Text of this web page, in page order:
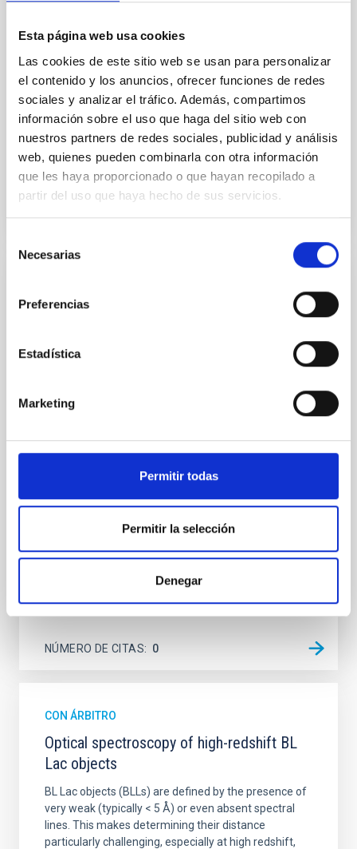
Esta página web usa cookies
Las cookies de este sitio web se usan para personalizar
el contenido y los anuncios, ofrecer funciones de redes
sociales y analizar el tráfico. Además, compartimos
información sobre el uso que haga del sitio web con
nuestros partners de redes sociales, publicidad y análisis
web, quienes pueden combinarla con otra información
que les haya proporcionado o que hayan recopilado a
partir del uso que haya hecho de sus servicios.
Necesarias
Preferencias
Estadística
Marketing
Permitir todas
Permitir la selección
Denegar
Mayall 4 m Telescope, works at the margins of the
additional stars from the Gaia catalog. Efficiently
utilizing times between ∼12° and 18° twilight and
Dey, Arjun et al.
Fecha de publicación: 6 2026
BIBCODE 2026AJ....171..348D
NÚMERO DE CITAS 10
The CARMENES search for exoplanets
catalogue of projected rotational velocities
Stellar rotation is closely linked to both the age and
means to estimate stellar ages and trace the
evolution of planetary systems, and it is also a crucial
effects for robust exoplanet detection and
Varas, R. et al.
Fecha de publicación: 5 2026
NÚMERO DE CITAS 0
CON ÁRBITRO
Optical spectroscopy of high-redshift BL
Lac objects
BL Lac objects (BLLs) are defined by the presence of
very weak (typically < 5 Å) or even absent spectral
lines. This makes determining their distance
particularly challenging, especially at high redshift,